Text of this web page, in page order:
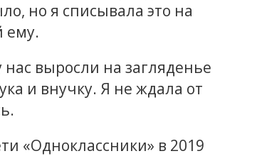
но я списывала это на
ему.
выросли на загляденье
и внучку. Я не ждала от
«Одноклассники» в 2019